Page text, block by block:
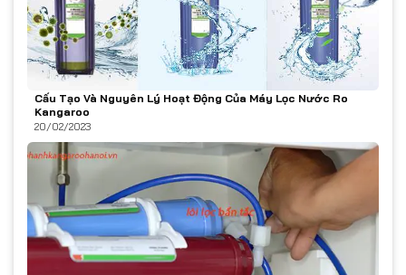
Cấu Tạo Và Nguyên Lý Hoạt Động Của Máy Lọc Nước Ro
Kangaroo
20/02/2023